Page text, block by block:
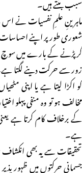
ماہرینِ علمِ نفسیات نے اس
شعوری طور پر اپنے
گر پڑنے کے بارے میں سوچ
زور سے حرکت دینے لگتا ہے۔
کو اکڑا لیتا ہے یا اپنی
مخالف ہو تو وہ منفی پہلو
کے برخلاف کام کرتا ہے
ہے۔
تحقیقات سے یہ بھی
جسمانی حرکتوں میں ظہور